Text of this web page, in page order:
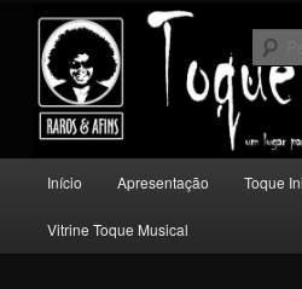
conteúdo
principal
conteúdo
secundário
Toque Musical
Um lugar para quem escuta música
principal
Início Apresentação Toque
Vitrine Toque Musical